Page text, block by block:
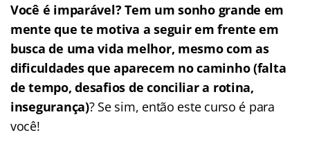
Você é imparável? Tem um sonho grande em
mente que te motiva a seguir em frente em
busca de uma vida melhor, mesmo com as
dificuldades que aparecem no caminho (falta
de tempo, desafios de conciliar a rotina,
insegurança)? Se sim, então este curso é para
você!